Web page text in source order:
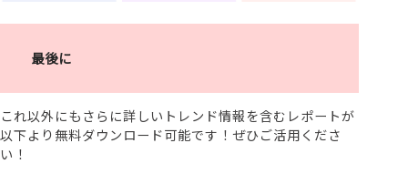
最後に
これ以外にもさらに詳しいトレンド情報を含むレポートが
以下より無料ダウンロード可能です！ぜひご活用くださ
い！